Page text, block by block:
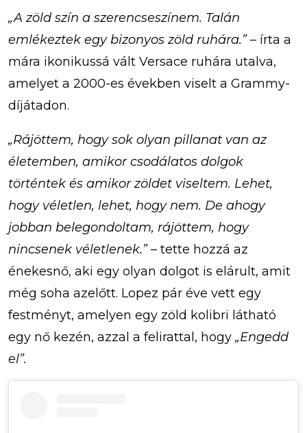
„A zöld szín a szerencseszínem. Talán
emlékeztek egy bizonyos zöld ruhára.”– írta a
mára ikonikussá vált Versace ruhára utalva,
amelyet a 2000-es években viselt a Grammy-
díjátadon.
„Rájöttem, hogy sok olyan pillanat van az
életemben, amikor csodálatos dolgok
történtek és amikor zöldet viseltem. Lehet,
hogy véletlen, lehet, hogy nem. De ahogy
jobban belegondoltam, rájöttem, hogy
nincsenek véletlenek.”– tette hozzá az
énekesnő, aki egy olyan dolgot is elárult, amit
még soha azelőtt. Lopez pár éve vett egy
festményt, amelyen egy zöld kolibri látható
egy nő kezén, azzal a felirattal, hogy „Engedd
el”.